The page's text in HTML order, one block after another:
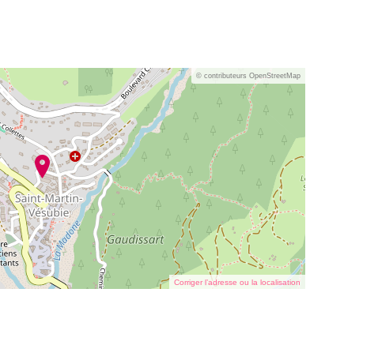
© contributeurs OpenStreetMap
Corriger l’adresse ou la localisation